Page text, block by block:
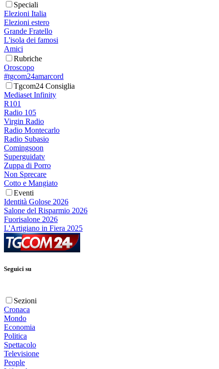
Speciali
Elezioni Italia
Elezioni estero
Grande Fratello
L'isola dei famosi
Amici
Rubriche
Oroscopo
#tgcom24amarcord
Tgcom24 Consiglia
Mediaset Infinity
R101
Radio 105
Virgin Radio
Radio Montecarlo
Radio Subasio
Comingsoon
Superguidatv
Zuppa di Porro
Non Sprecare
Cotto e Mangiato
Eventi
Identità Golose 2026
Salone del Risparmio 2026
Fuorisalone 2026
L'Artigiano in Fiera 2025
Seguici su
Sezioni
Cronaca
Mondo
Economia
Politica
Spettacolo
Televisione
People